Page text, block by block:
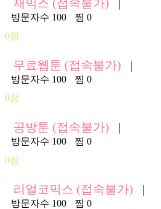
재믹스 (접속불가) |
방문자수 100
찜 0
0점
무료웹툰 (접속불가) |
방문자수 100
찜 0
0점
공방툰 (접속불가) |
방문자수 100
찜 0
0점
리얼코믹스 (접속불가) |
방문자수 100
찜 0